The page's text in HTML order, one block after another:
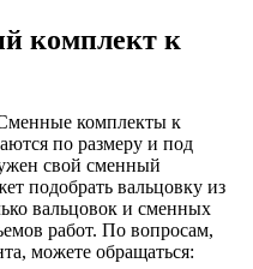
комплект к
комплекты к
по размеру и под
свой сменный
подобрать вальцовку из
вальцовок и сменных
работ. По вопросам,
можете обращаться: